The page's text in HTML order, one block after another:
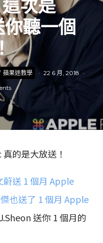
次是
聽一個
蘋果迷教學 · 22 6 月, 2018 ·
的是大放送！
蔚送 1 個月 Apple
也送了 1 個月 Apple
送你 1 個月的